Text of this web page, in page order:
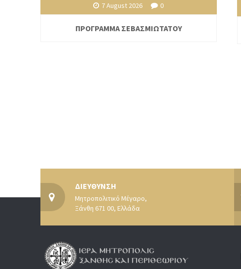
7 August 2026 0
ΠΡΟΓΡΑΜΜΑ ΣΕΒΑΣΜΙΩΤΑΤΟΥ
ΔΙΕΥΘΥΝΣΗ
Μητροπολιτικό Μέγαρο,
Ξάνθη 671 00, Ελλάδα